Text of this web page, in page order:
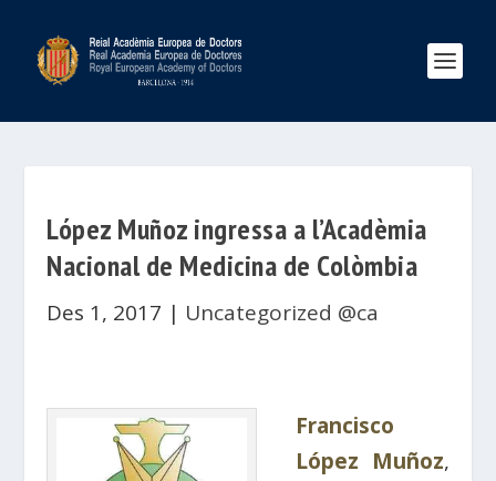
López Muñoz ingressa a l’Acadèmia
Nacional de Medicina de Colòmbia
Des 1, 2017 | Uncategorized @ca
Francisco
López Muñoz,